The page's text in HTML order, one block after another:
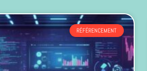
RÉFÉRENCEMENT